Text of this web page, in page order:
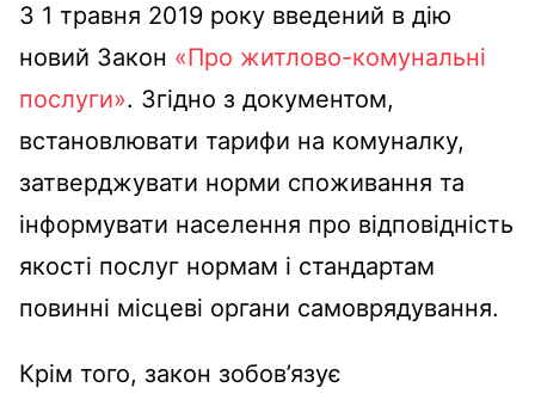
З 1 травня 2019 року введений в дію
новий Закон «Про житлово-комунальні
послуги». Згідно з документом,
встановлювати тарифи на комуналку,
затверджувати норми споживання та
інформувати населення про відповідність
якості послуг нормам і стандартам
повинні місцеві органи самоврядування.
Крім того, закон зобов’язує